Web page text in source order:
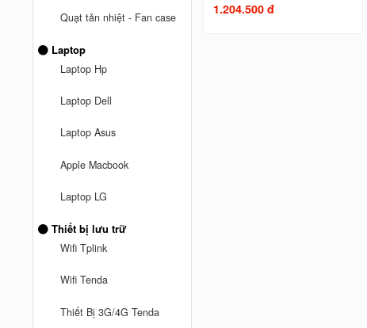
Quạt tản nhiệt - Fan case
Laptop
Laptop Hp
Laptop Dell
Laptop Asus
Apple Macbook
Laptop LG
Thiết bị lưu trữ
Wifi Tplink
Wifi Tenda
Thiết Bị 3G/4G Tenda
1.204.500 đ